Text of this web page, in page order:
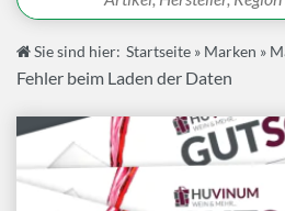
Angebote
Wein-
Spirituosen-
Weine
Spirituosen
Sie sind hier: Startseite » Marken »
Fehler beim Laden der Daten